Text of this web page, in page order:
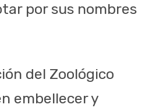
por sus nombres
del Zoológico
embellecer y